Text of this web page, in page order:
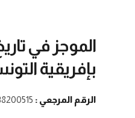
الموجز في
بإفريقية
الرقم المرجعي :